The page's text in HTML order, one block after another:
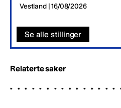
Vestland | 16/08/2026
Se alle stillinger
Relaterte saker